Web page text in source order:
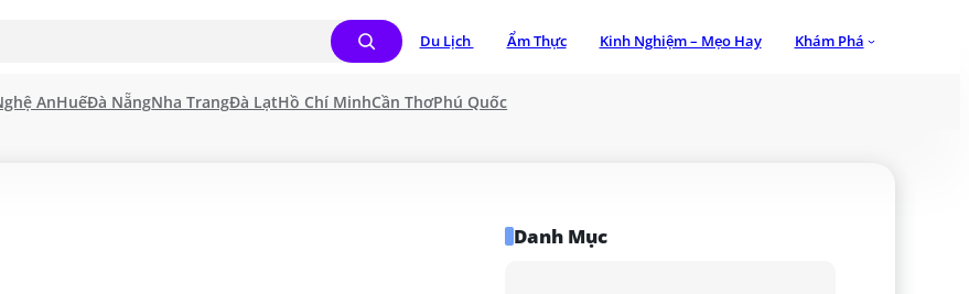
Du Lịch Ẩm Thực Kinh Nghiệm – Mẹo Hay Khám Phá
AnHuếĐà NẵngNha TrangĐà LạtHồ Chí MinhCần ThơPhú Quốc
Danh Mục